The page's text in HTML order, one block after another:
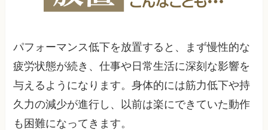
パフォーマンス低下を放置すると、まず慢性的な
疲労状態が続き、仕事や日常生活に深刻な影響を
与えるようになります。身体的には筋力低下や持
久力の減少が進行し、以前は楽にできていた動作
も困難になってきます。